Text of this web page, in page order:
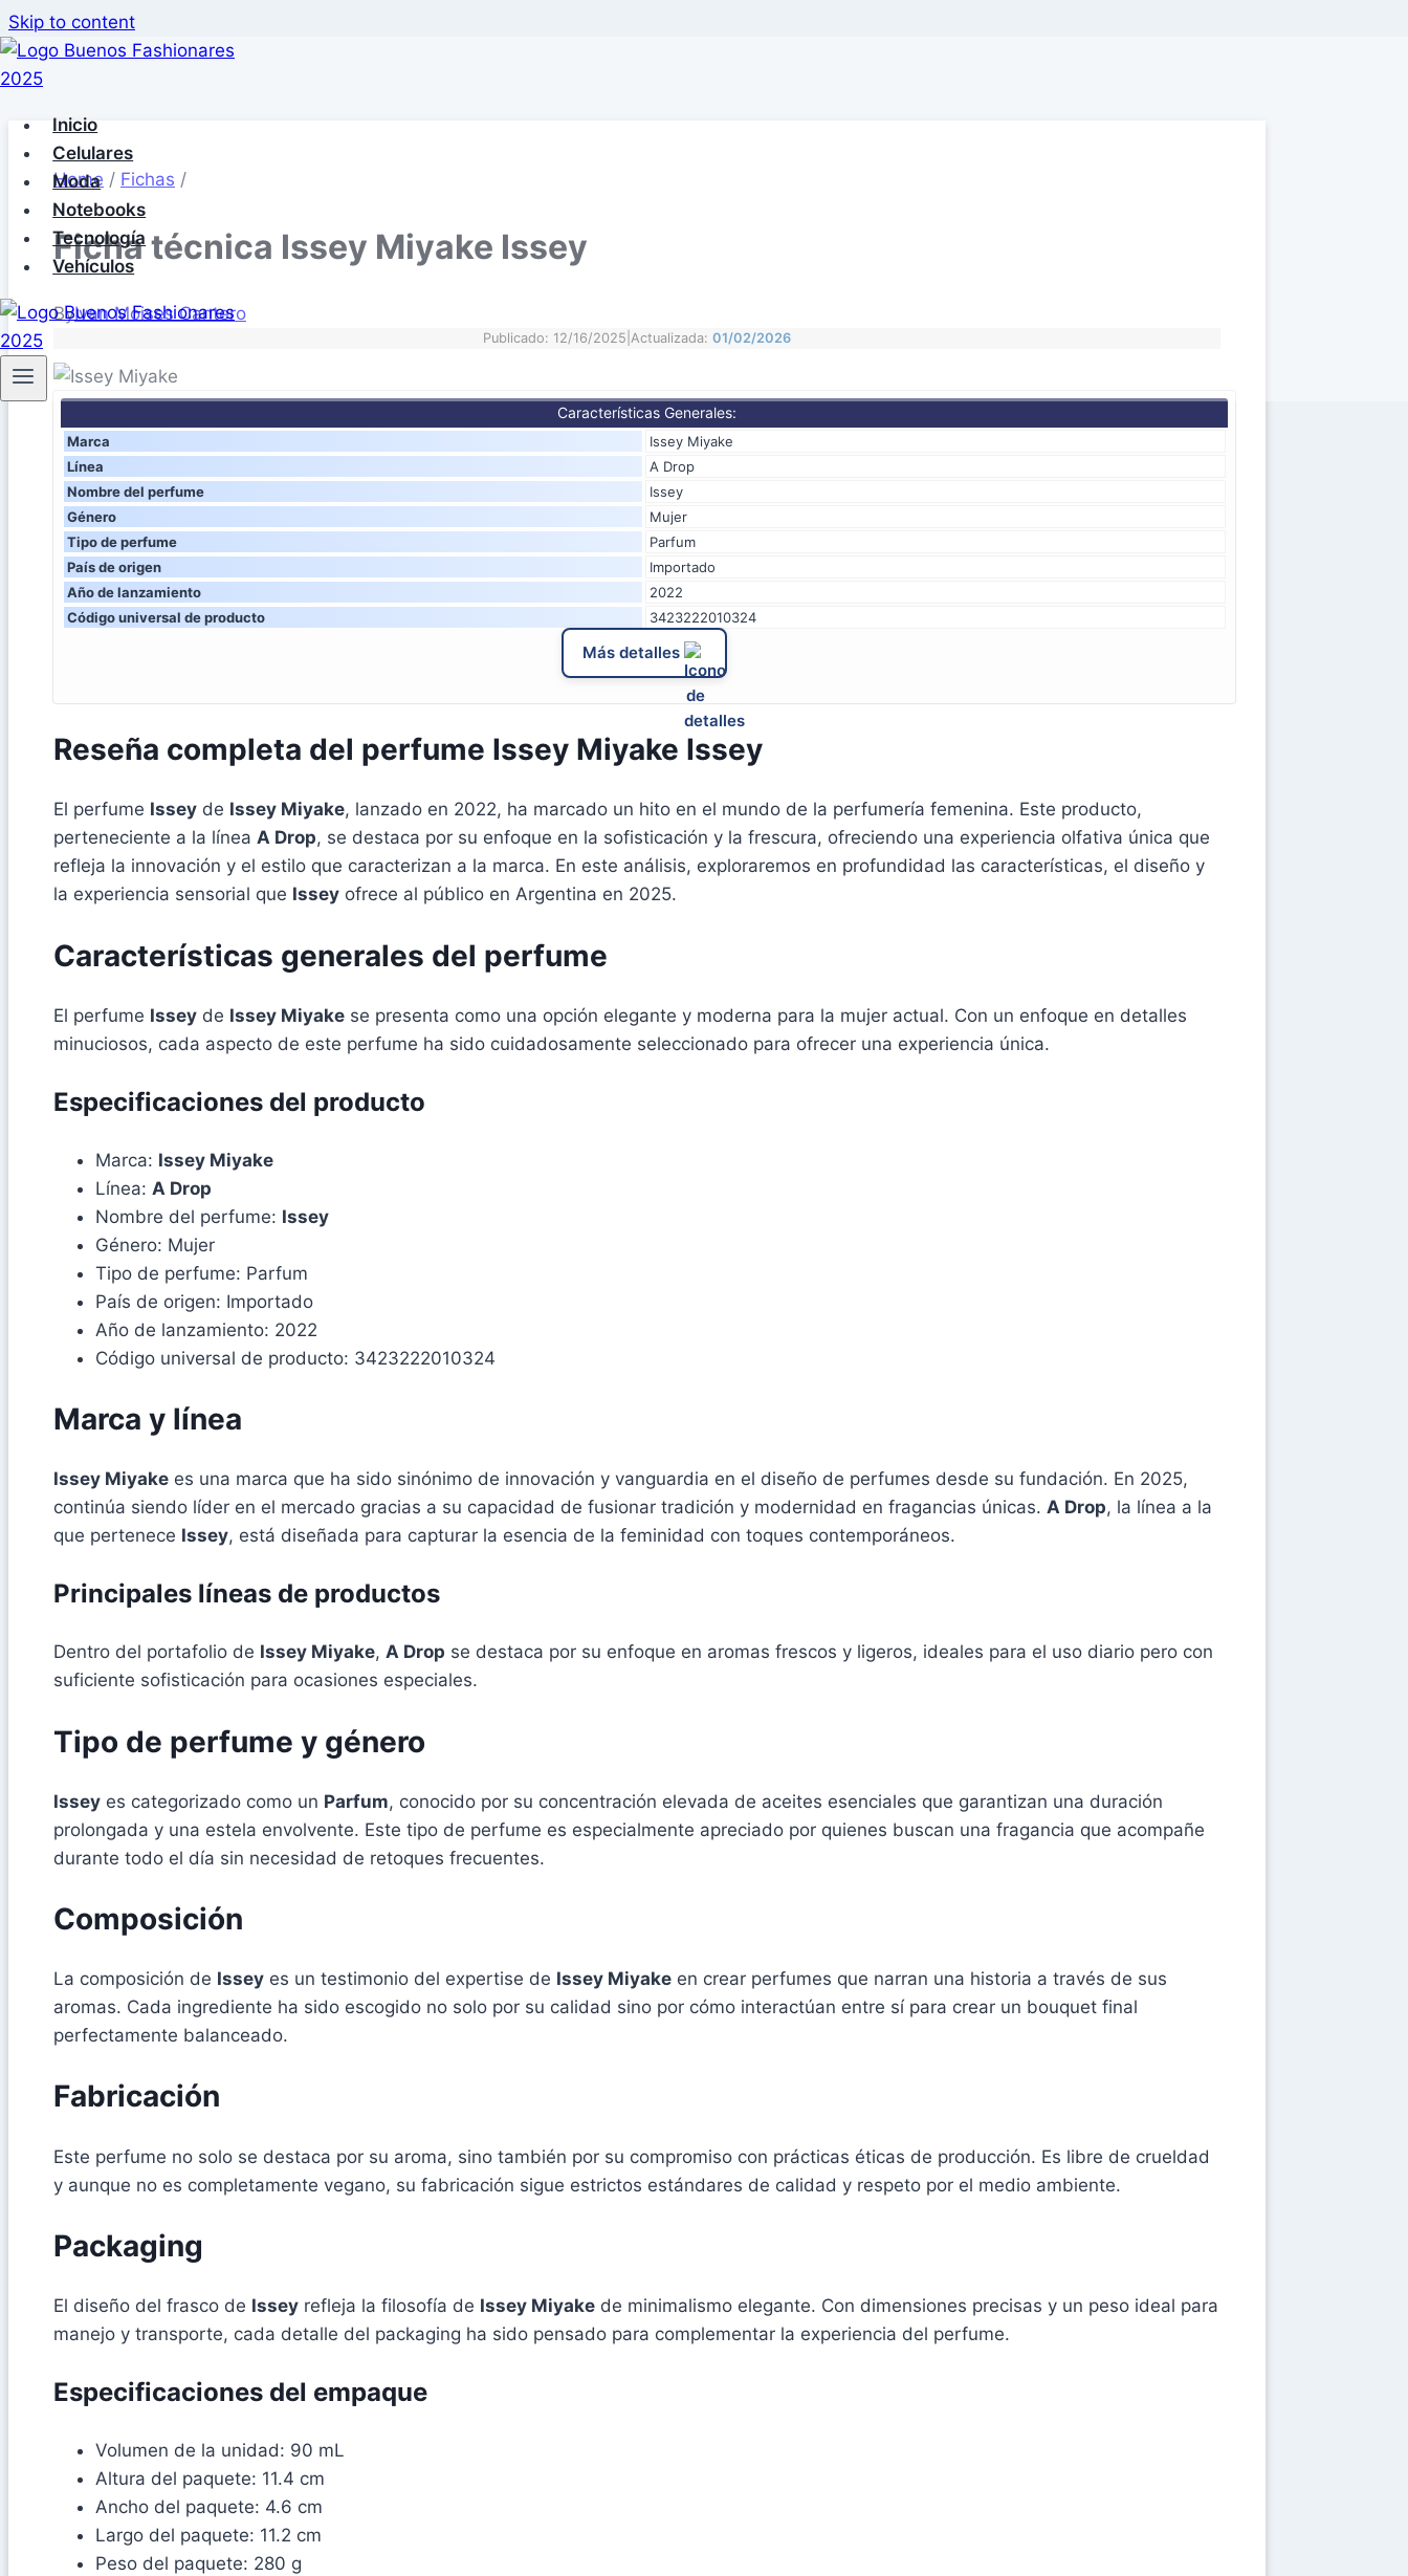
Skip to content
Inicio
Celulares
Moda
Notebooks
Tecnología
Vehículos
Home / Fichas /
Ficha técnica Issey Miyake Issey
ByIvan Moises Cantero
Publicado: 12/16/2025 Actualizada: 01/02/2026
Características Generales:
Marca
Issey Miyake
Línea
A Drop
Nombre del perfume
Issey
Género
Mujer
Tipo de perfume
Parfum
País de origen
Importado
Año de lanzamiento
2022
Código universal de producto
3423222010324
Más detalles
Reseña completa del perfume Issey Miyake Issey
El perfume Issey de Issey Miyake, lanzado en 2022, ha marcado un hito en el mundo de la perfumería femenina. Este producto,
perteneciente a la línea A Drop, se destaca por su enfoque en la sofisticación y la frescura, ofreciendo una experiencia olfativa única que
refleja la innovación y el estilo que caracterizan a la marca. En este análisis, exploraremos en profundidad las características, el diseño y
la experiencia sensorial que Issey ofrece al público en Argentina en 2025.
Características generales del perfume
El perfume Issey de Issey Miyake se presenta como una opción elegante y moderna para la mujer actual. Con un enfoque en detalles
minuciosos, cada aspecto de este perfume ha sido cuidadosamente seleccionado para ofrecer una experiencia única.
Especificaciones del producto
Marca: Issey Miyake
Línea: A Drop
Nombre del perfume: Issey
Género: Mujer
Tipo de perfume: Parfum
País de origen: Importado
Año de lanzamiento: 2022
Código universal de producto: 3423222010324
Marca y línea
Issey Miyake es una marca que ha sido sinónimo de innovación y vanguardia en el diseño de perfumes desde su fundación. En 2025,
continúa siendo líder en el mercado gracias a su capacidad de fusionar tradición y modernidad en fragancias únicas. A Drop, la línea a la
que pertenece Issey, está diseñada para capturar la esencia de la feminidad con toques contemporáneos.
Principales líneas de productos
Dentro del portafolio de Issey Miyake, A Drop se destaca por su enfoque en aromas frescos y ligeros, ideales para el uso diario pero con
suficiente sofisticación para ocasiones especiales.
Tipo de perfume y género
Issey es categorizado como un Parfum, conocido por su concentración elevada de aceites esenciales que garantizan una duración
prolongada y una estela envolvente. Este tipo de perfume es especialmente apreciado por quienes buscan una fragancia que acompañe
durante todo el día sin necesidad de retoques frecuentes.
Composición
La composición de Issey es un testimonio del expertise de Issey Miyake en crear perfumes que narran una historia a través de sus
aromas. Cada ingrediente ha sido escogido no solo por su calidad sino por cómo interactúan entre sí para crear un bouquet final
perfectamente balanceado.
Fabricación
Este perfume no solo se destaca por su aroma, sino también por su compromiso con prácticas éticas de producción. Es libre de crueldad
y aunque no es completamente vegano, su fabricación sigue estrictos estándares de calidad y respeto por el medio ambiente.
Packaging
El diseño del frasco de Issey refleja la filosofía de Issey Miyake de minimalismo elegante. Con dimensiones precisas y un peso ideal para
manejo y transporte, cada detalle del packaging ha sido pensado para complementar la experiencia del perfume.
Especificaciones del empaque
Volumen de la unidad: 90 mL
Altura del paquete: 11.4 cm
Ancho del paquete: 4.6 cm
Largo del paquete: 11.2 cm
Peso del paquete: 280 g